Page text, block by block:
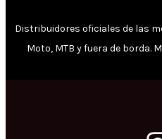
Distribuidores oficiales de las
Moto, MTB y fuera de borda.